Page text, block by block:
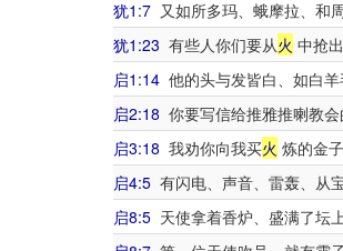
犹1:7 又如所多玛、蛾摩拉、和
犹1:23 有些人你们要从火 中抢
启1:14 他的头与发皆白、如白
启2:18 你要写信给推雅推喇教
启3:18 我劝你向我买火 炼的金
启4:5 有闪电、声音、雷轰、从
启8:5 天使拿着香炉、盛满了坛